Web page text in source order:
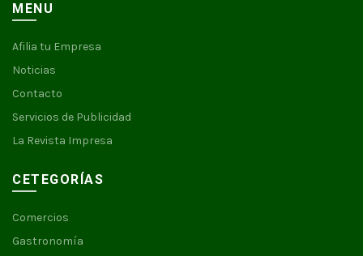
MENU
Afilia tu Empresa
Noticias
Contacto
Servicios de Publicidad
La Revista Impresa
CETEGORÍAS
Comercios
Gastronomía